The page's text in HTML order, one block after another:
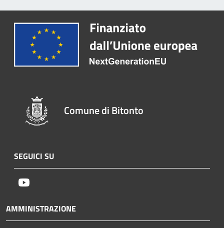
Comune di Bitonto
SEGUICI SU
AMMINISTRAZIONE